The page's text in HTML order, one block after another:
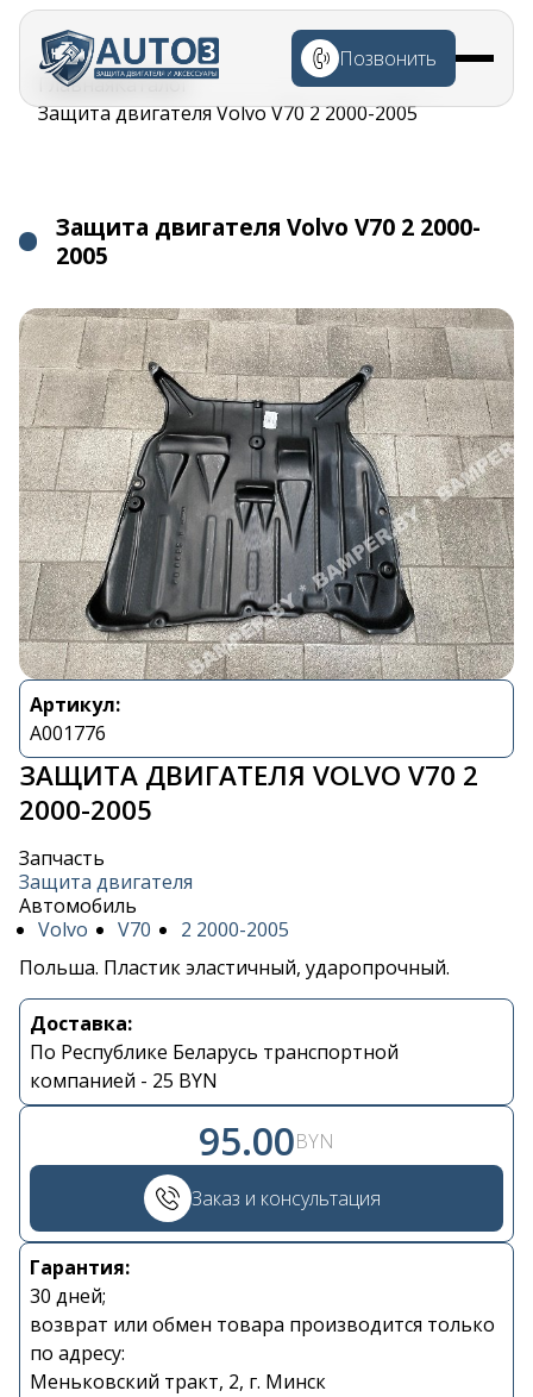
Перейти к
основному
содержанию
Позвонить
Строка
навигации
ГлавнаяКаталог
Защита двигателя Volvo V70 2 2000-2005
Защита двигателя Volvo V70 2 2000-
2005
Артикул:
A001776
ЗАЩИТА ДВИГАТЕЛЯ VOLVO V70 2
2000-2005
Запчасть
Защита двигателя
Автомобиль
Volvo
V70
2 2000-2005
Польша. Пластик эластичный, ударопрочный.
Доставка:
По Республике Беларусь транспортной
компанией - 25 BYN
95.00BYN
Заказ и консультация
Гарантия:
30 дней;
возврат или обмен товара производится только
по адресу:
Меньковский тракт, 2, г. Минск
Контакты
+375 29 870 15 80